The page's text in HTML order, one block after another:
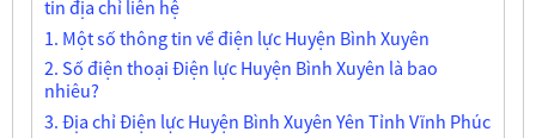
tin địa chỉ liên hệ
1. Một số thông tin về điện lực Huyện Bình Xuyên
2. Số điện thoại Điện lực Huyện Bình Xuyên là bao
nhiêu?
3. Địa chỉ Điện lực Huyện Bình Xuyên Yên Tỉnh Vĩnh Phúc